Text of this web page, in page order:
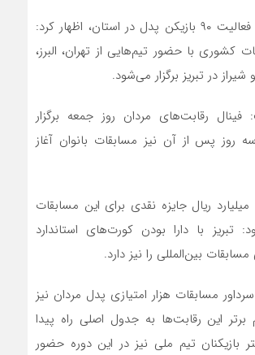
وی با اشاره به فعالیت ۹۰ بازیکن پدل در استان، اظهار کرد:
کشوری با حضور تیم‌هایی از تهران، البرز،
در تبریز برگزار می‌شود.
فینال رقابت‌های مردان روز جمعه برگزار
روز پس از آن نیز مسابقات بانوان آغاز
وی از تعیین ۲ میلیارد ریال جایزه نقدی برای این مسابقات
تبریز با دارا بودن کورت‌های استاندارد
بین‌المللی را نیز دارد.
مسابقات هزار امتیازی پدل مردان نیز
این رقابت‌ها به جدول اصلی راه پیدا
بازیکنان تیم ملی نیز در این دوره حضور